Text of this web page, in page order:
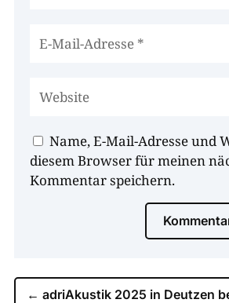
Name, E-Mail-Adresse und
diesem Browser für meinen
Kommentar speichern.
← adriAkustik 2025 in Deutzen